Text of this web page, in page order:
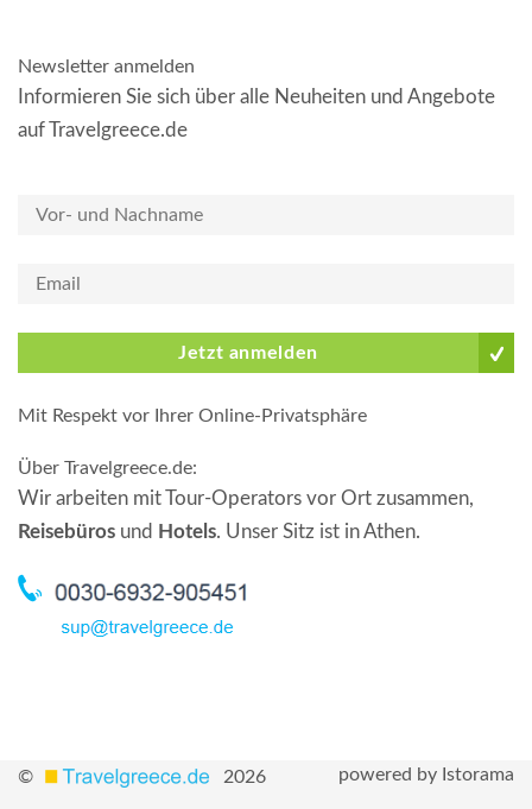
Newsletter anmelden
Informieren Sie sich über alle Neuheiten und Angebote
auf Travelgreece.de
Jetzt anmelden
Mit Respekt vor Ihrer Online-Privatsphäre
Über Travelgreece.de:
Wir arbeiten mit Tour-Operators vor Ort zusammen,
Reisebüros und Hotels. Unser Sitz ist in Athen.
© 2026 powered by Istorama